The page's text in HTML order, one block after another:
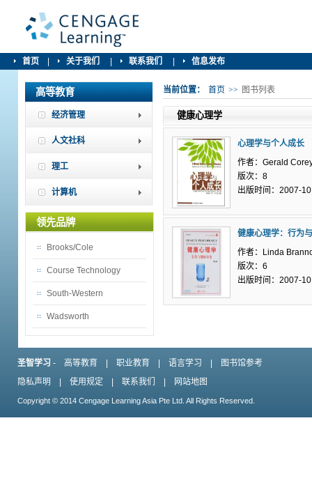
首页 关于我们 联系我们 信息发布
高等教育
经济管理
人文社科
理工
计算机
领先品牌
Brooks/Cole
Course Technology
South-Western
Wadsworth
当前位置： 首页 >> 图书列表
健康心理学
心理学与个人成长
作者：Gerald
版次：8
出版时间：2007-10
健康心理学：行为
作者：Linda
版次：6
出版时间：2007-10
圣智学习 - 高等教育 职业教育 语言学习
图书馆参考
隐私声明
使用规定 联系我们 网站地图
Copyright © 2014 Cengage Learning Asia Pte Ltd. All Rights Reserved.